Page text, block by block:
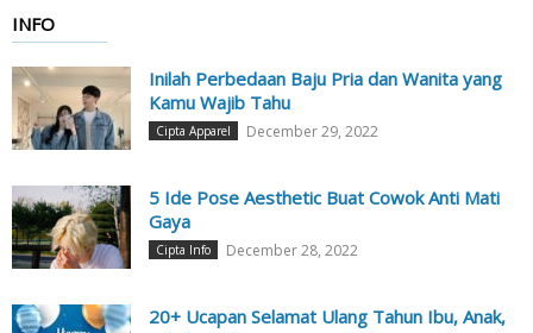
INFO
Inilah Perbedaan Baju Pria dan Wanita yang
Kamu Wajib Tahu
Cipta Apparel December 29, 2022
5 Ide Pose Aesthetic Buat Cowok Anti Mati
Gaya
Cipta Info December 28, 2022
20+ Ucapan Selamat Ulang Tahun Ibu, Anak,